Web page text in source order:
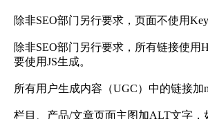
除非SEO部门另行要求，页面不使用
除非SEO部门另行要求，所有链接使用
要使用JS生成。
所有用户生成内容（UGC）中的链接加
栏目、产品/文章页面主图加ALT文字，